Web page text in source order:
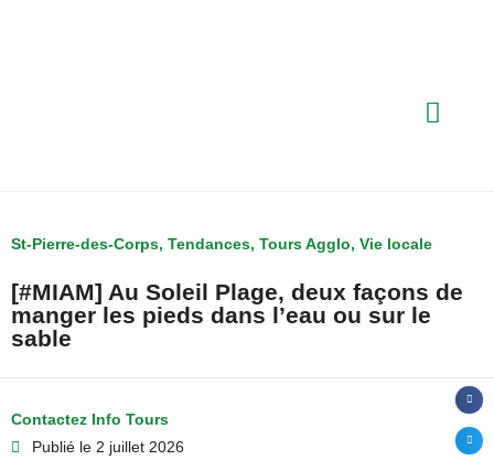
St-Pierre-des-Corps, Tendances, Tours Agglo, Vie locale
[#MIAM] Au Soleil Plage, deux façons de
manger les pieds dans l’eau ou sur le
sable
Contactez Info Tours
Publié le 2 juillet 2026